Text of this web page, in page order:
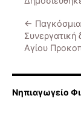
←
Συνεργατική
Αγίου
Νηπιαγωγείο